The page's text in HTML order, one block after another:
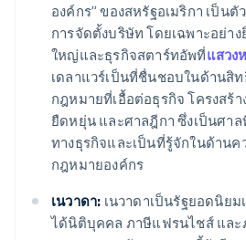
องค์กร” ของสหรัฐอเมริกา เป็น
การจัดตั้งบริษัท โดยเฉพาะอย่า
ใหญ่และธุรกิจสตาร์ทอัพที่แสวง
เดลาแวร์เป็นที่ชื่นชอบในด้านสิ
กฎหมายที่เอื้อต่อธุรกิจ โครงสร้
ยืดหยุ่น และศาลฎีกา ซึ่งเป็นศา
ทางธุรกิจและเป็นที่รู้จักในด้าน
กฎหมายองค์กร
เนวาดา: เนวาดาเป็นรัฐยอดนิย
ได้นิติบุคคล ภาษีแฟรนไชส์ ​​และ